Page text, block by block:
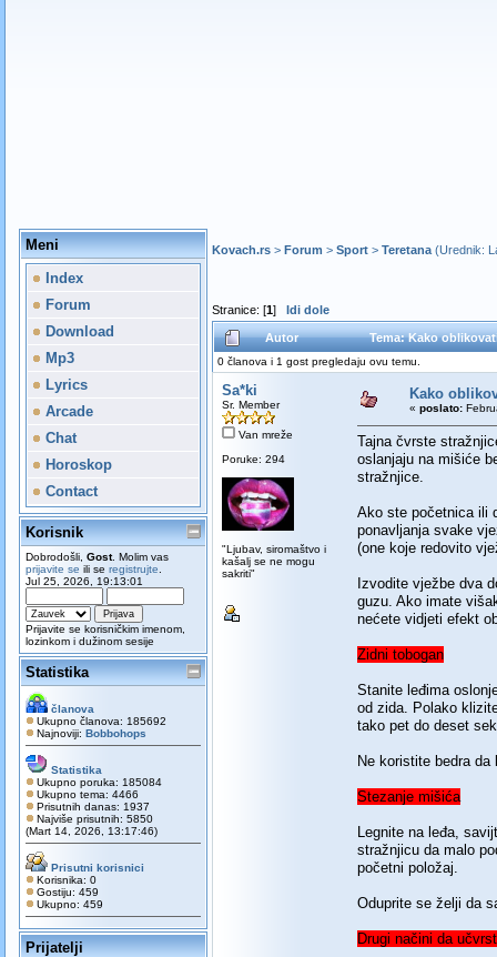
Meni
Index
Forum
Download
Mp3
Lyrics
Arcade
Chat
Horoskop
Contact
Korisnik
Dobrodošli, Gost. Molim vas
prijavite se ili se registrujte
Jul 25, 2026, 19:13:01
Prijavite se korisničkim imenom,
lozinkom i dužinom sesije
Statistika
članova
Ukupno članova: 185692
Najnoviji: Bobbohops
Statistika
Ukupno poruka: 185084
Ukupno tema: 4466
Prisutnih danas: 1937
Najviše prisutnih: 5850
(Mart 14, 2026, 13:17:46)
Prisutni korisnici
Korisnika: 0
Gostiju: 459
Ukupno: 459
Prijatelji
Kovach.rs> Forum > Sport> Teretana(Urednik:
Stranice: [1] Idi dole
Autor Tema: Kako
0 članova i 1 gost pregledaju ovu temu.
Sa*ki
Sr. Member
Van mreže
Poruke: 294
"Ljubav, siromaštvo i
kašalj se ne mogu
sakriti"
Kako
« poslato:
Tajna čvrste
oslanjaju na mišiće
stražnjice.
Ako ste početnica ili
ponavljanja svake
(one koje redovito
Izvodite vježbe dva
guzu. Ako imate
nećete vidjeti efekt
Zidni tobogan
Stanite leđima
od zida. Polako
tako pet do deset
Ne koristite bedra
Stezanje mišića
Legnite na leđa,
stražnjicu da malo
početni položaj.
Oduprite se želji da
Drugi načini da